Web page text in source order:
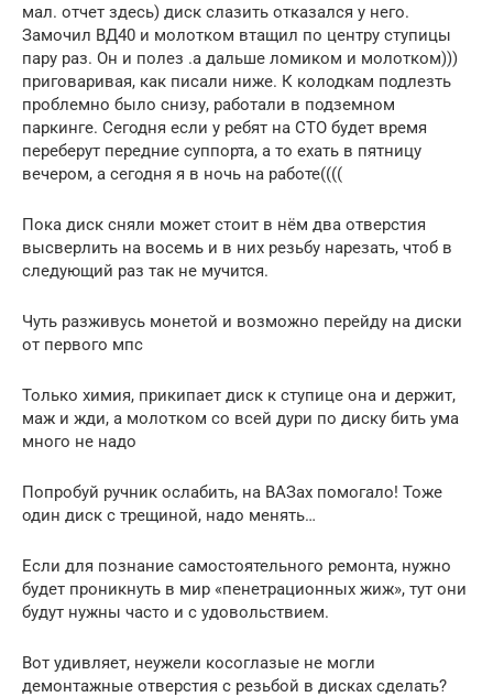
мал. отчет здесь) диск слазить отказался у него.
Замочил ВД40 и молотком втащил по центру ступицы
пару раз. Он и полез .а дальше ломиком и молотком)))
приговаривая, как писали ниже. К колодкам подлезть
проблемно было снизу, работали в подземном
паркинге. Сегодня если у ребят на СТО будет время
переберут передние суппорта, а то ехать в пятницу
вечером, а сегодня я в ночь на работе((((
Пока диск сняли может стоит в нём два отверстия
высверлить на восемь и в них резьбу нарезать, чтоб в
следующий раз так не мучится.
Чуть разживусь монетой и возможно перейду на диски
от первого мпс
Только химия, прикипает диск к ступице она и держит,
маж и жди, а молотком со всей дури по диску бить ума
много не надо
Попробуй ручник ослабить, на ВАЗах помогало! Тоже
один диск с трещиной, надо менять…
Если для познание самостоятельного ремонта, нужно
будет проникнуть в мир «пенетрационных жиж», тут они
будут нужны часто и с удовольствием.
Вот удивляет, неужели косоглазые не могли
демонтажные отверстия с резьбой в дисках сделать?